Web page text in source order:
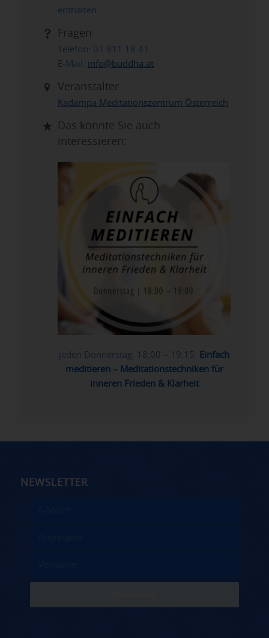
enthalten.
Fragen
Telefon: 01 911 18 41
E-Mail: info@buddha.at
Veranstalter
Kadampa Meditationszentrum Österreich
Das könnte Sie auch
interessieren:
jeden Donnerstag, 18:00 – 19:15:
Einfach
meditieren – Meditationstechniken für
inneren Frieden & Klarheit
NEWSLETTER